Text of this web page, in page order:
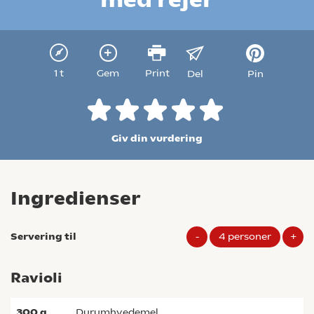
1 t Gem Print Del Pin
Giv din vurdering
Ingredienser
Servering til - 4 personer +
Ravioli